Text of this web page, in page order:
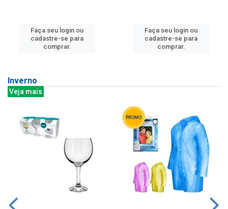
Faça seu login ou
cadastre-se para
comprar.
Faça seu login ou
cadastre-se para
comprar.
Inverno
Veja mais